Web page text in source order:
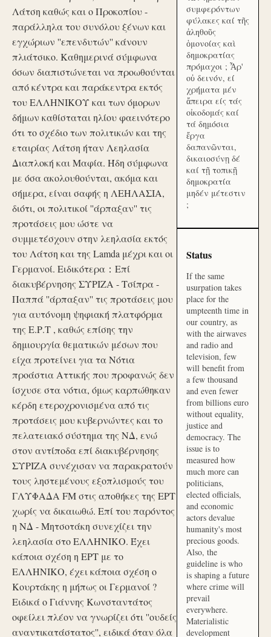
Λάτση καθώς και ο Προκοπίου -
παράλληλα του συνόλου ξένων και
εγχώριων ''επενδυτών'' κάνουν
πλιάτσικο. Καθημερινά σύμφωνα
όσων διαπιστώνεται να προωθούνται
από κέντρα και παράκεντρα εκτός
του ΕΛΛΗΝΙΚΟΥ και των όμορων
δήμων καθίσταται ηλίου φαεινότερο
ότι το σχέδιο των πολιτικών και της
εταιρίας Λάτση ήταν Λεηλασία
Διαπλοκή και Μαφία. Ήδη σύμφωνα
με όσα ακολουθούνται, ακόμα και
σήμερα, είναι σαφής η ΛΕΗΛΑΣΙΑ,
διότι, οι πολιτικοί ''άρπαξαν'' τις
προτάσεις μου ώστε να
συμμετέσχουν στην λεηλασία εκτός
του Λάτση και της Lamda μέχρι και οι
Γερμανοί. Ειδικότερα：Επί
διακυβέρνησης ΣΥΡΙΖΑ - Τσίπρα -
Παππά ''άρπαξαν'' τις προτάσεις μου
για αυτόνομη ψηφιακή πλατφόρμα
της Ε.Ρ.Τ , καθώς επίσης την
δημιουργία θεματικών μέσων που
είχα προτείνει για τα Νότια
προάστια Αττικής που προφανώς δεν
ίσχυσε στα νότια, όμως καρπώθηκαν
κέρδη ετεροχρονισμένα από τις
προτάσεις μου κυβερνώντες και το
πελατειακό σύστημα της ΝΔ, ενώ
στον αντίποδα επί διακυβέρνησης
ΣΥΡΙΖΑ συνέχισαν να παρακρατούν
τους ληστεμένους εξοπλισμούς του
ΓΛΥΦΑΔΑ FM στις αποθήκες της ΕΡΤ
χωρίς να δικαιωθώ. Επί του παρόντος
η ΝΔ - Μητσοτάκη συνεχίζει την
λεηλασία στο ΕΛΛΗΝΙΚΟ. Έχει
κάποια σχέση η ΕΡΤ με το
ΕΛΛΗΝΙΚΟ, έχει κάποια σχέση ο
Κουρτάκης η μήπως οι Γερμανοί ?
Ειδικά ο Γιάννης Κωνσταντάτος
οφείλει πλέον να γνωρίζει ότι ''ουδείς
αναντικατάστατος'', ειδικά όταν όλα
συμφερόντων
φύλακες καί τῆς
ἀληθοῦς
ὁμονοίας καὶ
δημοκρατίας
πρόμαχοι ; Ἆρ'
οὐ δεινόν, εί
χρήματα μέν
ἄπειρα είς τάς
οἰκοδομάς καί
τά δημόσια
ἔργα
δαπανῶνται,
δικαιοσύνῃ δέ
καί τῇ τοπικῇ
δημοκρατία
μηδέν μέτεστιν
;
Status
If the same
usurpation takes
place for the
umpteenth time in
our country, as
with the airwaves
and radio and
television, few
will benefit from
a few thousand
and even fewer
from billions euro
without equality,
justice and
democracy. The
issue is to
measured how
much more can
politicians,
elected officials,
and economic
actors devalue
humanity's most
precious goods.
Also, the
guideline is who
is shaping a future
where crime will
prevail
everywhere.
Materialistic
development